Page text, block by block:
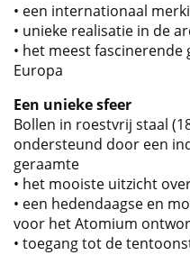
• een internationaal
• unieke realisatie in de
• het meest
Europa
Een unieke sfeer
Bollen in roestvrij staal
ondersteund door een
geraamte
• het mooiste uitzicht
• een hedendaagse en
voor het Atomium
• toegang tot de